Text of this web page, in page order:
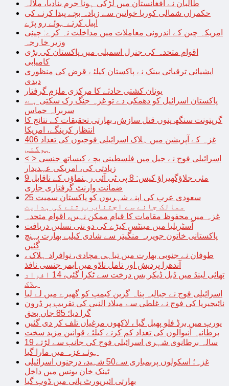
طالبان نے افغانستان میں لڑکی ہونا جرم بنادیا، ملالہ
حکمراں شمالی کوریا خواتین سے زیادہ بچے پیدا کرنے کی
اپیل کرتے ہوئے رو پڑے
امریکہ چین کے اندرونی معاملات میں مداخلت نہ کرے: چینی
وزیر خا رجہ
اقوام متحدہ کی جنرل اسمبلی میں پاکستان کی بڑی
کامیابی
ایشیائی ترقیاتی بینک نے پاکستان کیلئے قرض کی منظوری
دیدی
یونان کشتی حادثے کا مرکزی ملزم گرفتار
پاکستان اسرائیل کو دھمکی دے تو غزہ جنگ رک سکتی ہے،
سربراہ حماس
گرپتونت سنگھ پنوں قتل سازش، بھارتی تحقیقات کے نتائج کا
انتظار کرینگے، امریکا
غزہ کے آپریشن میں ہلاک اسرائیلی فوجیوں کی تعداد 406
ہوگئی
< > اسرائیلی فوج نے جیل میں فلسطینی بچے کیساتھ جنسی
زیادتی کی، امریکی عہدیدار
9 مئی جلاؤگھیراؤ کیس: 8 پی ٹی آئی رہنماؤں کے ناقابل
ضمانت وارنٹ گرفتاری جاری
سعودی عرب کی اپنے شہریوں کو پاکستان سمیت 25
ممالک جانے سے اجتناب برتنے کی ہدایت
غزہ میں محفوظ مقامات کا قیام ممکن نہیں، اقوام متحدہ
آسٹریلیا میں مینٹس کیڑے کی دو نئی نسلیں دریافت
پاکستانی خاتون جویریہ منگیتر سے شادی کیلیے بھارت پہنچ
گئیں
طوفان نے جنوبی بھارت میں تباہی مچادی، نوافراد ہلاک ،
آندھرا پردیش اور تامل ناڈو میں ایمر جنسی نافذ
تھائی لینڈ میں ڈبل ڈیکر بس درخت سے ٹکرا گئی، 14 افراد
ہلاک
اسرائیلی فوج نے جبالیہ پناہ گزین کیمپ کو گھیرے میں لے لیا
نائیجیریا کی فوج نے غلطی سے میلاد النبی کی تقریب پر ڈرون
گرا دیا؛ 85 جاں بحق
یورپ میں برڈ فلو پھیل گیا ، لاکھوں مرغیاں تلف کر دی گئیں
برطانیہ آنیوالوں کی تعداد کم کرنے کیلئے قوانین مزید سخت
19 سالہ برطانوی شہری اسرائیلی فوج کی جانب سے لڑتے
ہوئے غزہ میں مارا گیا
غزہ؛ اسکولوں پربمباری سے50 شہید، درجنوں اسرائیلی
ٹینک خان یونس میں داخل
بھارتی ائیرپورٹ پانی میں ڈوب گیا